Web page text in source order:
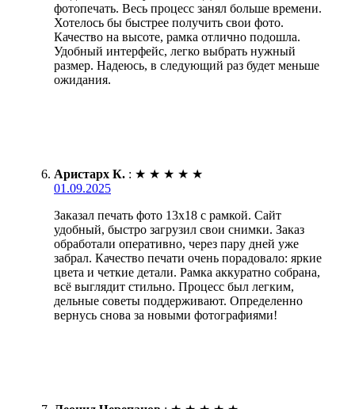
фотопечать. Весь процесс занял больше времени.
Хотелось бы быстрее получить свои фото.
Качество на высоте, рамка отлично подошла.
Удобный интерфейс, легко выбрать нужный
размер. Надеюсь, в следующий раз будет меньше
ожидания.
Аристарх К. : ★ ★ ★ ★ ★
01.09.2025
Заказал печать фото 13х18 с рамкой. Сайт
удобный, быстро загрузил свои снимки. Заказ
обработали оперативно, через пару дней уже
забрал. Качество печати очень порадовало: яркие
цвета и четкие детали. Рамка аккуратно собрана,
всё выглядит стильно. Процесс был легким,
дельные советы поддерживают. Определенно
вернусь снова за новыми фотографиями!